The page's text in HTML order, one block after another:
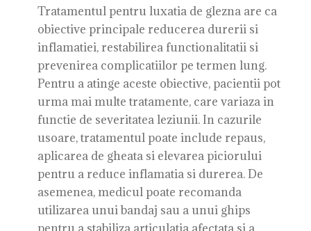
Tratamentul pentru luxatia de glezna are ca
obiective principale reducerea durerii si
inflamatiei, restabilirea functionalitatii si
prevenirea complicatiilor pe termen lung.
Pentru a atinge aceste obiective, pacientii pot
urma mai multe tratamente, care variaza in
functie de severitatea leziunii. In cazurile
usoare, tratamentul poate include repaus,
aplicarea de gheata si elevarea piciorului
pentru a reduce inflamatia si durerea. De
asemenea, medicul poate recomanda
utilizarea unui bandaj sau a unui ghips